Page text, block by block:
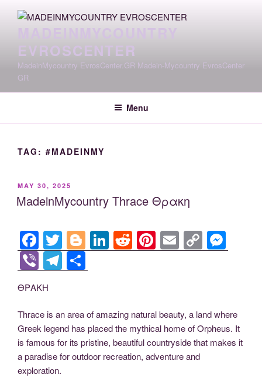
MADEINMYCOUNTRY
EVROSCENTER
MadeinMycountry EvrosCenter.GR Madein-Mycountry EvrosCenter
GR
Menu
TAG: #MADEINMY
POSTED
ON
MAY 30, 2025
MadeinMycountry Thrace Θρακη
F
a
c
e
b
o
o
k
T
wi
tt
Bl
o
g
er
Li
n
dI
n
R
e
t
Pi
nt
st
E
m
C
o
Li
n
k
e
n
g
er
Vi
b
er
T
el
gr
a
m
h
e
ΘΡΑΚΗ
Thrace is an area of amazing natural beauty, a land where
Greek legend has placed the mythical home of Orpheus. It
is famous for its pristine, beautiful countryside that makes it
a paradise for outdoor recreation, adventure and
exploration.